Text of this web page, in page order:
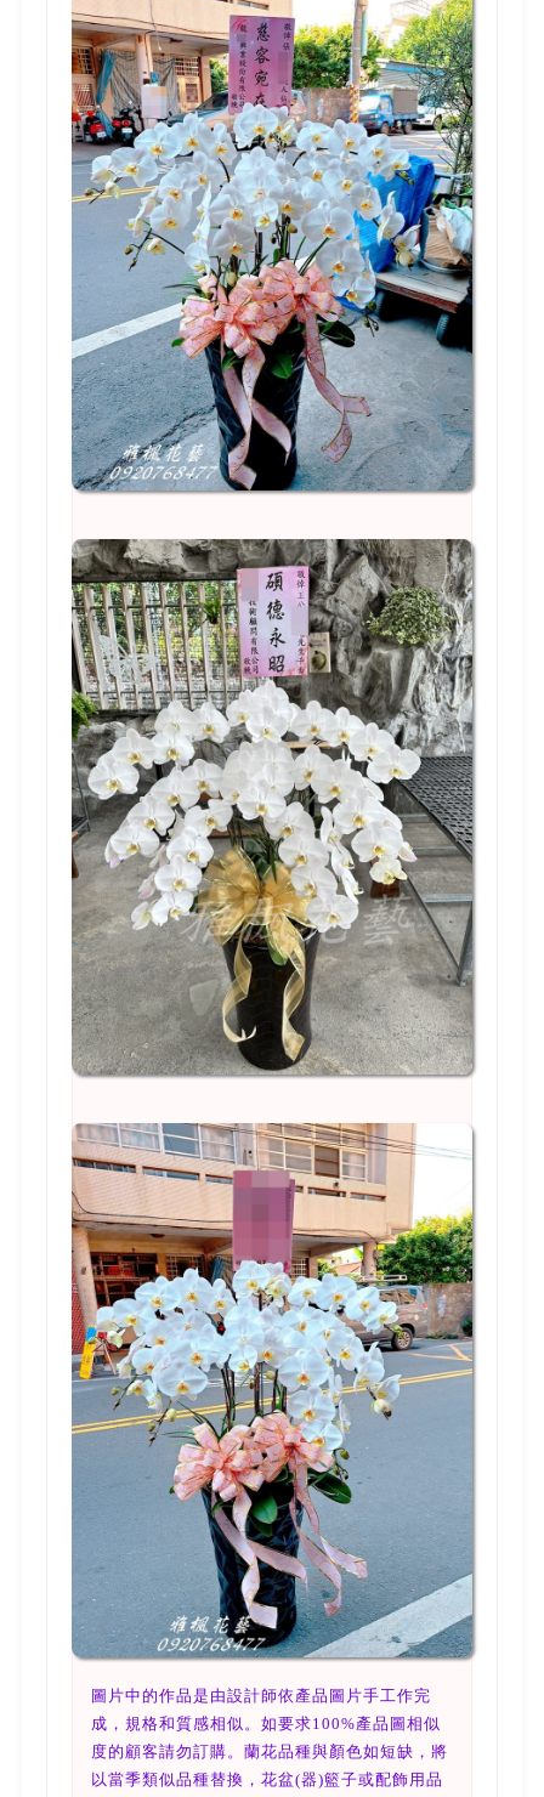
圖片中的作品是由設計師依產品圖片手工作完
成，規格和質感相似。如要求100%產品圖相似
度的顧客請勿訂購。蘭花品種與顏色如短缺，將
以當季類似品種替換，花盆(器)籃子或配飾用品